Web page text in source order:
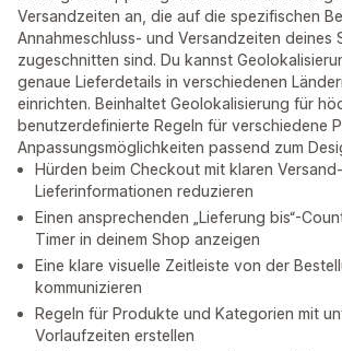
Versandzeiten an, die auf die spezifischen
Annahmeschluss- und Versandzeiten deines
zugeschnitten sind. Du kannst
genaue Lieferdetails in verschiedenen
einrichten. Beinhaltet Geolokalisierung für
benutzerdefinierte Regeln für verschiedene
Anpassungsmöglichkeiten passend zum
Hürden beim Checkout mit klaren
Lieferinformationen reduzieren
Einen ansprechenden „Lieferung bis“-
Timer in deinem Shop anzeigen
Eine klare visuelle Zeitleiste von der
kommunizieren
Regeln für Produkte und Kategorien mit
Vorlaufzeiten erstellen